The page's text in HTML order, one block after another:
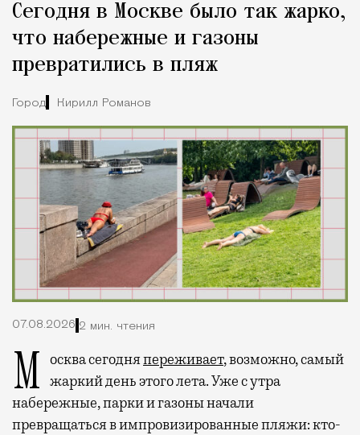
Сегодня в Москве было так жарко,
что набережные и газоны
превратились в пляж
Город Кирилл Романов
07.08.2026 2 мин. чтения
Москва сегодняпереживает, возможно, самый
жаркий день этого лета. Уже с утра
набережные, парки и газоны начали
превращаться в импровизированные пляжи: кто-